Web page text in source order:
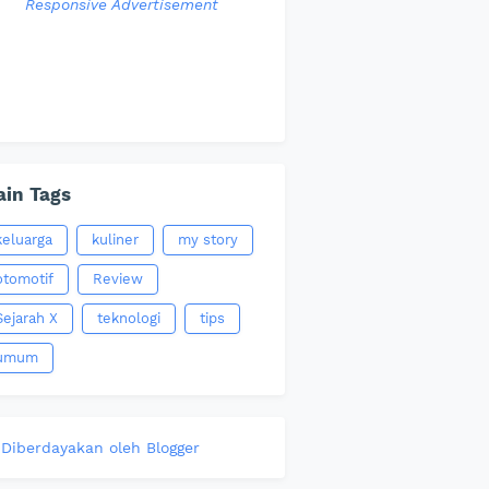
Responsive Advertisement
Tags
kuliner my story
Review
X teknologi tips
Diberdayakan oleh Blogger